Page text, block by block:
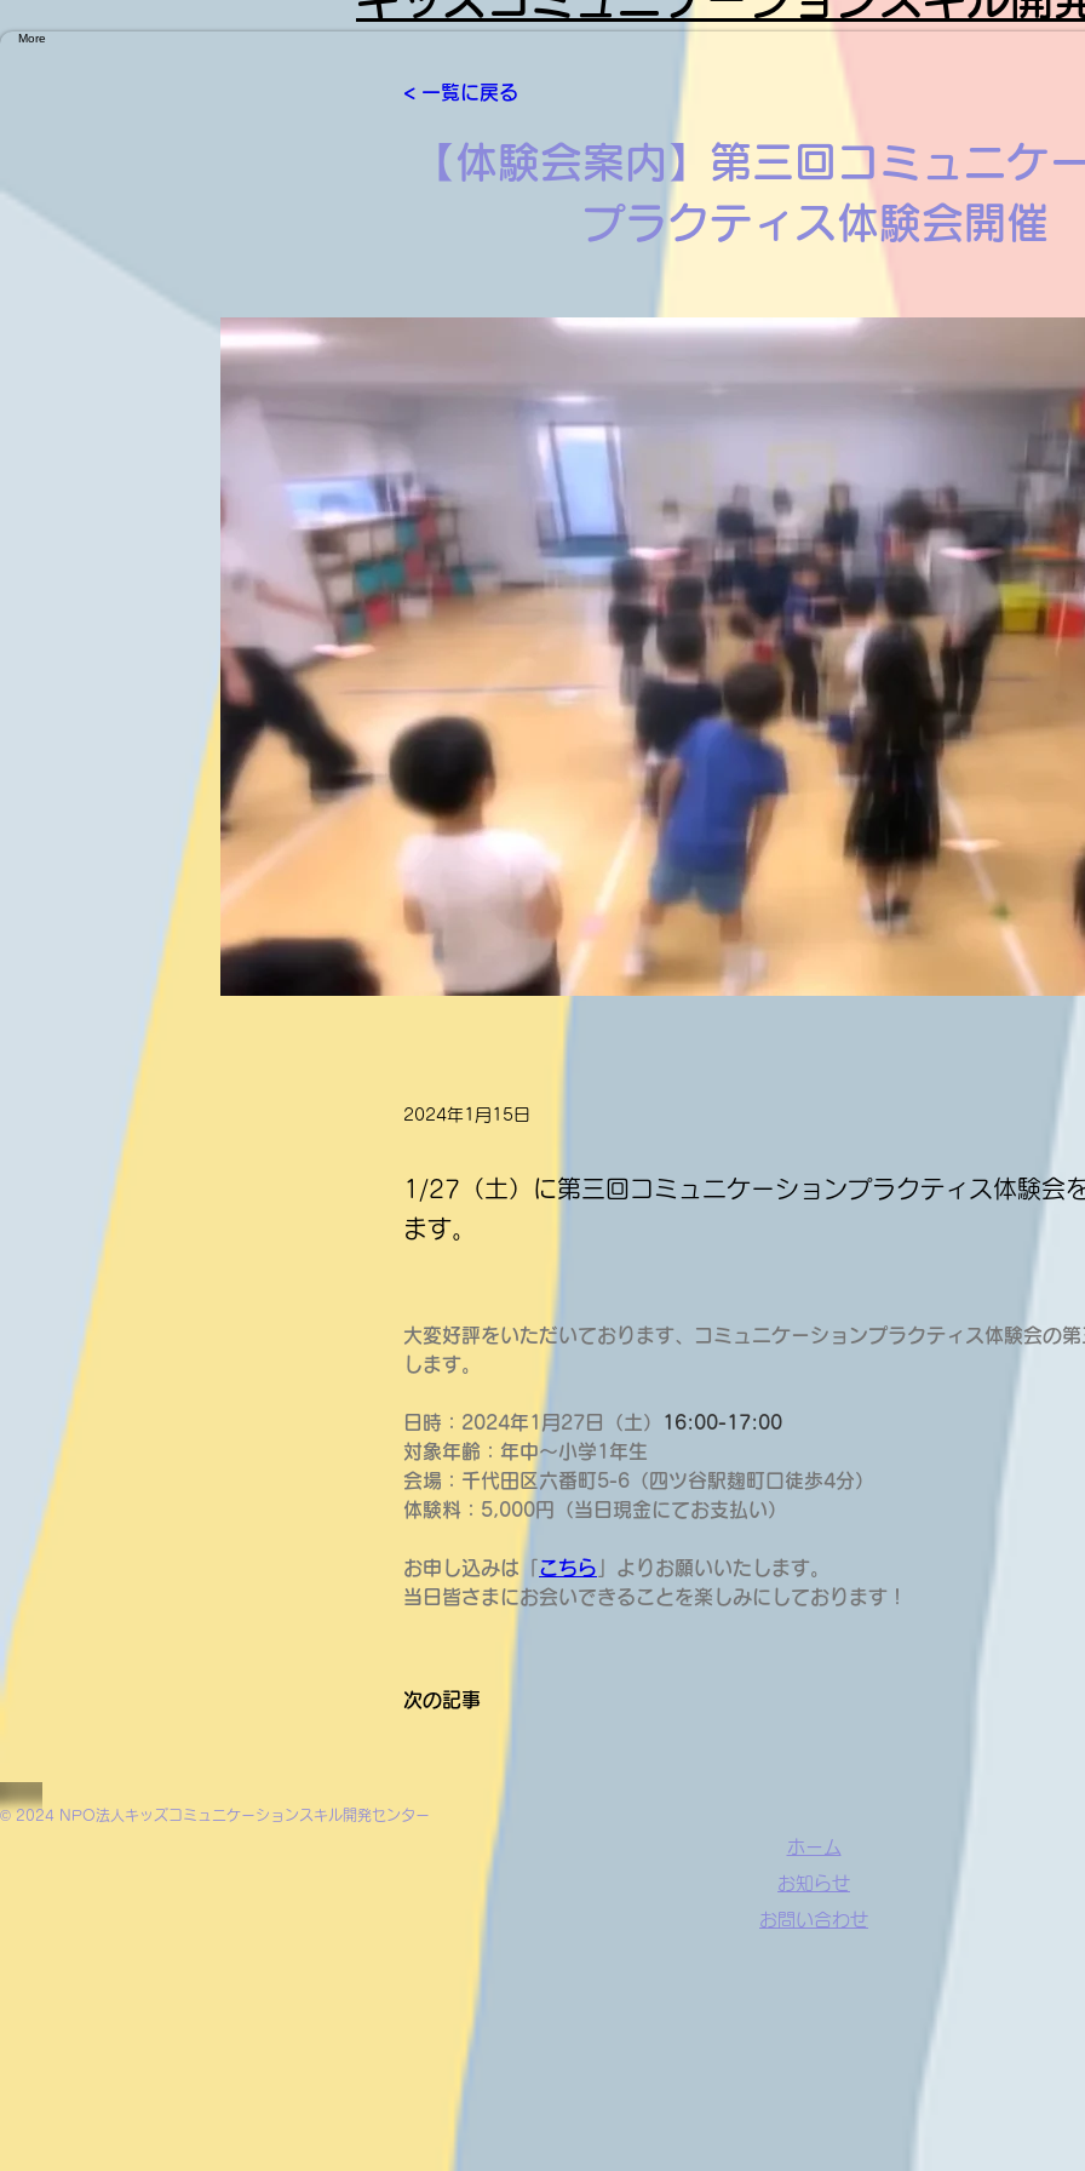
More
< 一覧に戻る
【体験会案内】第三回コミュニケ
プラクティス体験会開催
2024年1月15日
1/27（土）に第三回コミュニケーションプラクティス体験会
ます。
大変好評をいただいております、コミュニケーションプラクティス体験会の
します。
日時：2024年1月27日（土）
16:00-17:00
対象年齢：年中～小学1年生
会場：千代田区六番町5-6（四ツ谷駅麹町口徒歩4分）
体験料： 5,000円（当日現金にてお支払い）
お申し込みは「こちら 」よりお願いいたします。
当日皆さまにお会いできることを楽しみにしております！
次の記事
© 2024 NPO法人キッズコミュニケーションスキル開発センター
ホーム
お知らせ
お問い合わせ